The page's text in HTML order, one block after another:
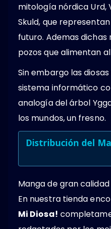
mitología nórdica Urd,
Skuld, que
futuro. Ademas dichas
pozos que alimentan
Sin embargo las
sistema informático
analogía del árbol
los mundos, un fresno.
Distribución del
Manga de gran
En nuestra tienda
Mi Diosa!